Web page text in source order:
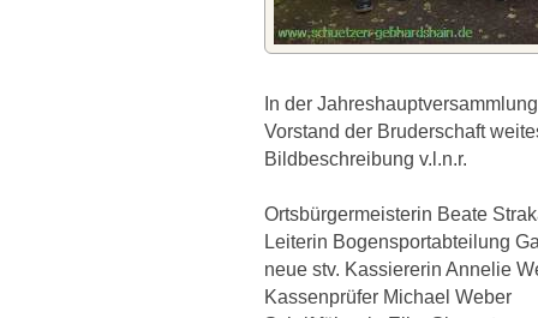
In der
Vorstand der Bruderschaft
Bildbeschreibung v.l.n.r.
Ortsbürgermeisterin Beate
Leiterin Bogensportabteilung
neue stv. Kassiererin Annelie
Kassenprüfer Michael Weber